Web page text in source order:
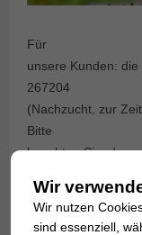
Für
unsere Kunden:
267204
(Nachzucht, zur
Bitte
beachten Sie, dass
Wir
Wir nutzen
sind essenziell,